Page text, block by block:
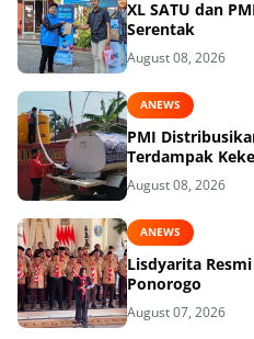
XL SATU dan
Serentak
August 08, 2026
ANEWS
PMI
Terdampak
August 08, 2026
ANEWS
Lisdyarita
Ponorogo
August 07, 2026